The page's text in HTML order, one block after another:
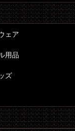
ェア
用品
ズ